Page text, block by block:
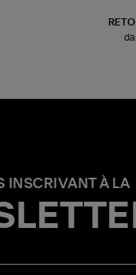
INSCRIVANT À LA